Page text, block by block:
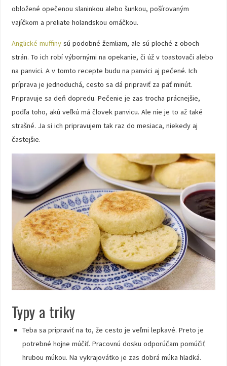
obložené opečenou slaninkou alebo šunkou, pošírovaným
vajíčkom a preliate holandskou omáčkou.
Anglické muffinysú podobné žemliam, ale sú ploché z oboch
strán. To ich robí výbornými na opekanie, či úž v toastovači alebo
na panvici. A v tomto recepte budu na panvici aj pečené. Ich
príprava je jednoduchá, cesto sa dá pripraviť za päť minút.
Pripravuje sa deň dopredu. Pečenie je zas trocha prácnejšie,
podľa toho, akú veľkú má človek panvicu. Ale nie je to až také
strašné. Ja si ich pripravujem tak raz do mesiaca, niekedy aj
častejšie.
Typy a triky
Teba sa pripraviť na to, že cesto je veľmi lepkavé. Preto je
potrebné hojne múčiť. Pracovnú dosku odporúčam pomúčiť
hrubou múkou. Na vykrajovátko je zas dobrá múka hladká.